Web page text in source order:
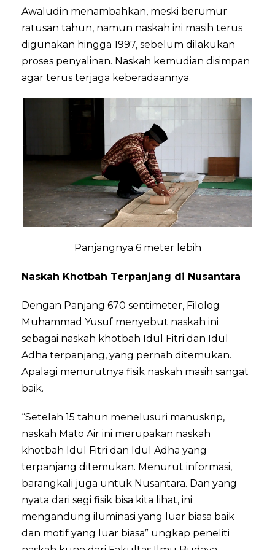
Awaludin menambahkan, meski berumur
ratusan tahun, namun naskah ini masih terus
digunakan hingga 1997, sebelum dilakukan
proses penyalinan. Naskah kemudian disimpan
agar terus terjaga keberadaannya.
Panjangnya 6 meter lebih
Naskah Khotbah Terpanjang di Nusantara
Dengan Panjang 670 sentimeter, Filolog
Muhammad Yusuf menyebut naskah ini
sebagai naskah khotbah Idul Fitri dan Idul
Adha terpanjang, yang pernah ditemukan.
Apalagi menurutnya fisik naskah masih sangat
baik.
“Setelah 15 tahun menelusuri manuskrip,
naskah Mato Air ini merupakan naskah
khotbah Idul Fitri dan Idul Adha yang
terpanjang ditemukan. Menurut informasi,
barangkali juga untuk Nusantara. Dan yang
nyata dari segi fisik bisa kita lihat, ini
mengandung iluminasi yang luar biasa baik
dan motif yang luar biasa” ungkap peneliti